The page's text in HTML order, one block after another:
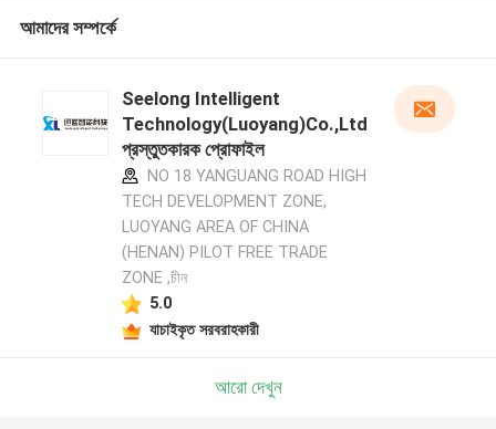
আমাদের সম্পর্কে
Seelong Intelligent
Technology(Luoyang)Co.,Ltd
প্রস্তুতকারক প্রোফাইল
NO 18 YANGUANG ROAD HIGH
TECH DEVELOPMENT ZONE,
LUOYANG AREA OF CHINA
(HENAN) PILOT FREE TRADE
ZONE ,চীন
5.0
যাচাইকৃত সরবরাহকারী
আরো দেখুন